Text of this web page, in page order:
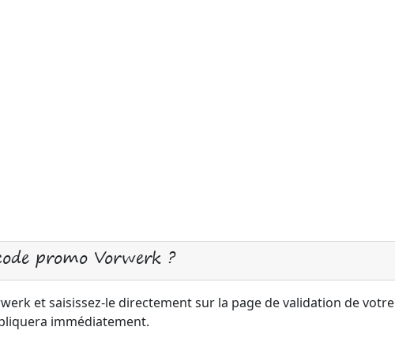
promo Vorwerk ?
et saisissez-le directement sur la page de validation de votre
immédiatement.